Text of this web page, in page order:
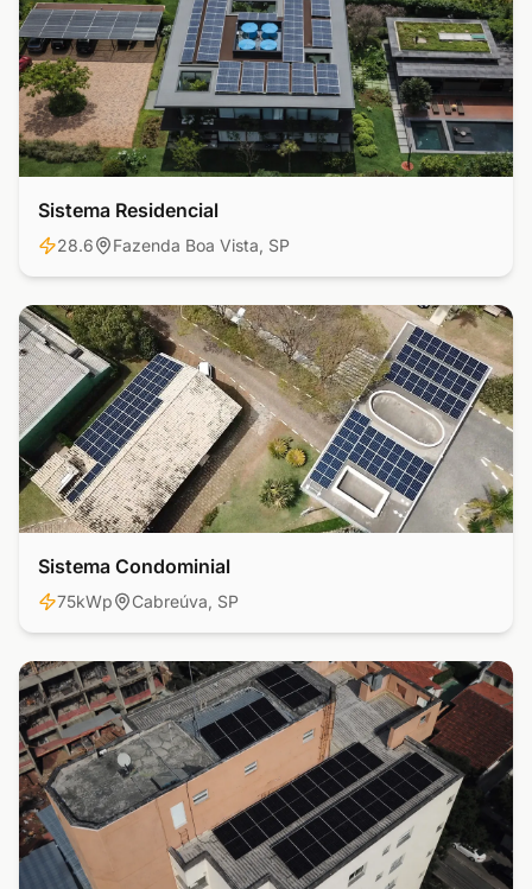
Residencial
Sistema Residencial
28.6 Fazenda Boa Vista, SP
Residencial
Sistema Condominial
75kWp Cabreúva, SP